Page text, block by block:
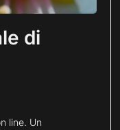
di
line. Un